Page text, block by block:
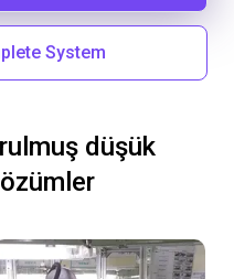
System
düşük